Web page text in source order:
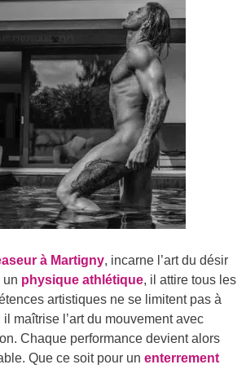
à Martigny, incarne l’art du désir
un physique athlétique, il attire tous les
artistiques ne se limitent pas à
maîtrise l’art du mouvement avec
Chaque performance devient alors
Que ce soit pour unenterrement